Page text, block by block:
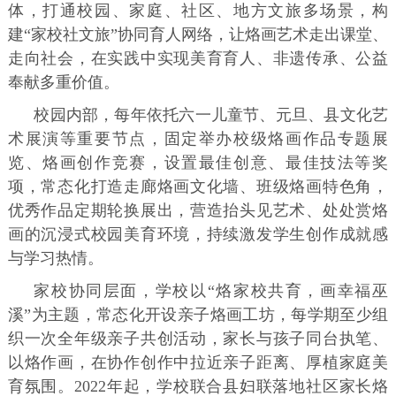
体，打通校园、家庭、社区、地方文旅多场景，构
建“家校社文旅”协同育人网络，让烙画艺术走出课堂、
走向社会，在实践中实现美育育人、非遗传承、公益
奉献多重价值。
校园内部，每年依托六一儿童节、元旦、县文化艺
术展演等重要节点，固定举办校级烙画作品专题展
览、烙画创作竞赛，设置最佳创意、最佳技法等奖
项，常态化打造走廊烙画文化墙、班级烙画特色角，
优秀作品定期轮换展出，营造抬头见艺术、处处赏烙
画的沉浸式校园美育环境，持续激发学生创作成就感
与学习热情。
家校协同层面，学校以“烙家校共育，画幸福巫
溪”为主题，常态化开设亲子烙画工坊，每学期至少组
织一次全年级亲子共创活动，家长与孩子同台执笔、
以烙作画，在协作创作中拉近亲子距离、厚植家庭美
育氛围。2022年起，学校联合县妇联落地社区家长烙